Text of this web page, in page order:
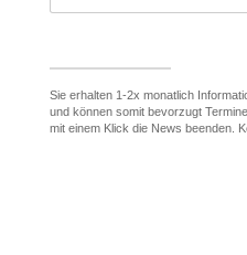
Sie erhalten 1-2x monatlich
und können somit bevorzugt
mit einem Klick die News beenden.